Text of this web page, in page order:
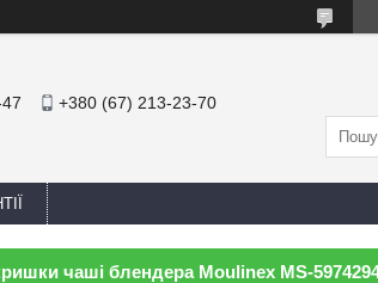
+380 (67) 213-23-70
чаші блендера Moulinex MS-